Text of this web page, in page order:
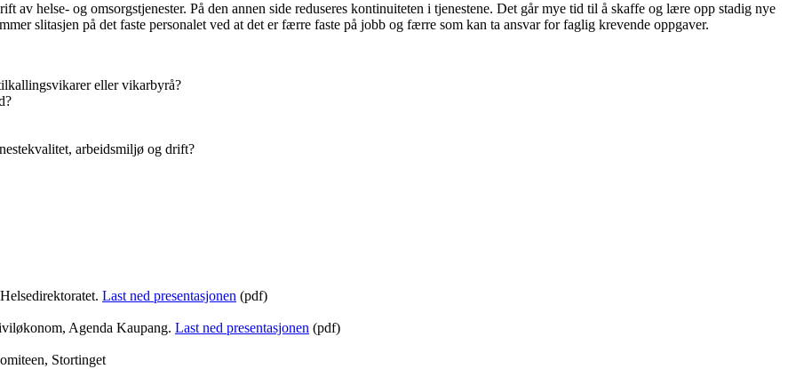
av helse- og omsorgstjenester. På den annen side reduseres kontinuiteten i tjenestene. Det går mye tid til å skaffe og lære opp stadig nye
slitasjen på det faste personalet ved at det er færre faste på jobb og færre som kan ta ansvar for faglig krevende oppgaver.
eller vikarbyrå?
arbeidsmiljø og drift?
Last ned presentasjonen (pdf)
Agenda Kaupang. Last ned presentasjonen (pdf)
Stortinget